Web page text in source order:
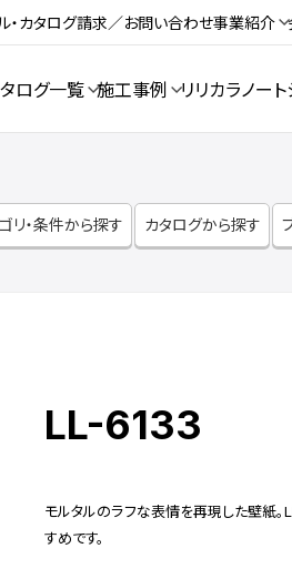
・カタログ請求／お問い合わせ事業紹介
ログ一覧 施工事例 リリカラノート
リ・条件から探す カタログから探す
LL-6133
モルタルのラフな表情を再現した壁紙
すめです。